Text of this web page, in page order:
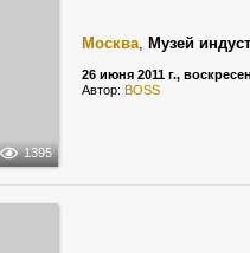
1395
Москва, Музей
26 июня 2011 г.,
Автор: BOSS